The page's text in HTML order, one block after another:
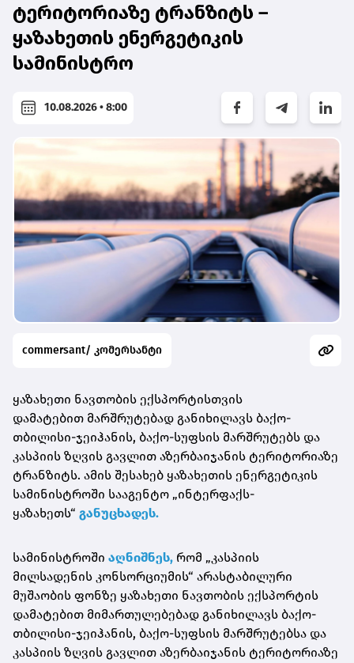
ტერიტორიაზე ტრანზიტს –
ყაზახეთის ენერგეტიკის
სამინისტრო
10.08.2026 • 8:00
commersant/ კომერსანტი
ყაზახეთი ნავთობის ექსპორტისთვის
დამატებით მარშრუტებად განიხილავს ბაქო-
თბილისი-ჯეიჰანის, ბაქო-სუფსის მარშრუტებს და
კასპიის ზღვის გავლით აზერბაიჯანის ტერიტორიაზე
ტრანზიტს. ამის შესახებ ყაზახეთის ენერგეტიკის
სამინისტროში სააგენტო „ინტერფაქს-
ყაზახეთს“ განუცხადეს.
სამინისტროში აღნიშნეს, რომ „კასპიის
მილსადენის კონსორციუმის“ არასტაბილური
მუშაობის ფონზე ყაზახეთი ნავთობის ექსპორტის
დამატებით მიმართულებებად განიხილავს ბაქო-
თბილისი-ჯეიჰანის, ბაქო-სუფსის მარშრუტებსა და
კასპიის ზღვის გავლით აზერბაიჯანის ტერიტორიაზე